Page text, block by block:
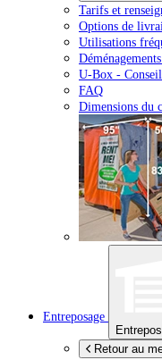
Tarifs et
Options de
Utilisations
U-Box -
FAQ
Dimensions du
Entreposage
Retour au